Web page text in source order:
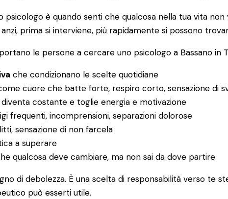
è quando senti che qualcosa nella tua vita
prima si interviene, più rapidamente si possono
le persone a cercare uno psicologo a Bassano in
che condizionano le scelte quotidiane
cuore che batte forte, respiro corto, sensazione di
costante e toglie energia e motivazione
frequenti, incomprensioni, separazioni dolorose
sensazione di non farcela
a superare
qualcosa deve cambiare, ma non sai da dove partire
di debolezza. È una scelta di responsabilità verso te
può esserti utile.